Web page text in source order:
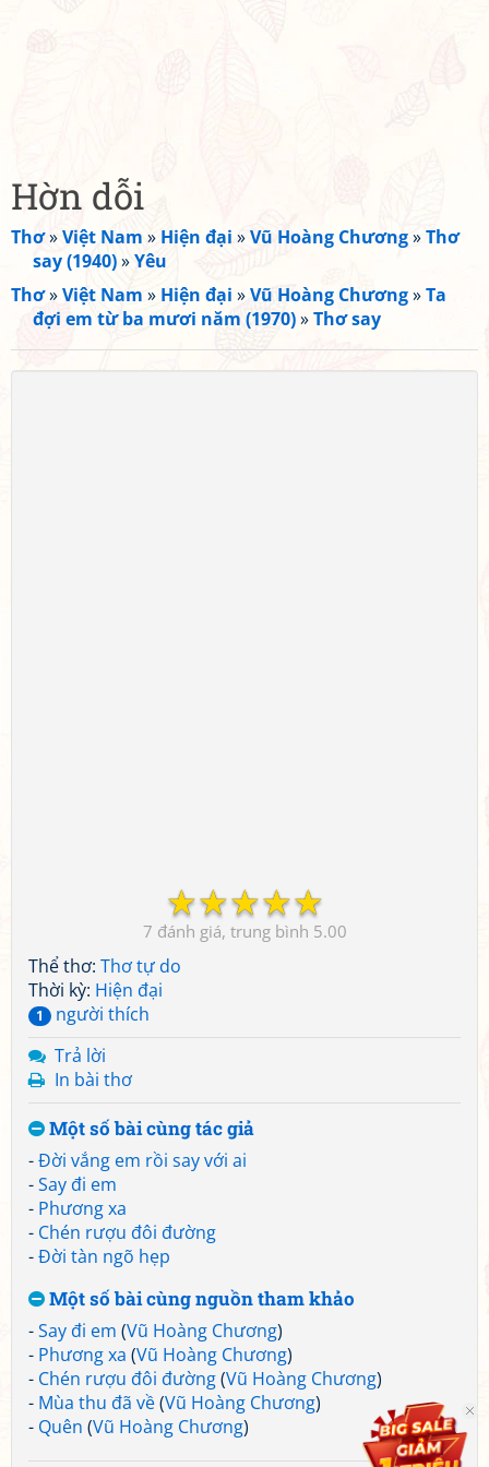
Hờn dỗi
Thơ»Việt Nam » Hiện đại »Vũ Hoàng Chương»Thơ
say (1940)»Yêu
Thơ»Việt Nam » Hiện đại »Vũ Hoàng Chương»Ta
đợi em từ ba mươi năm (1970)»Thơ say
☆
☆
☆
☆
☆
7 5.00
Thể thơ: Thơ tự do
Thời kỳ: Hiện đại
1
người thích
Trả lời
In bài thơ
Một số bài cùng tác giả
-Đời vắng em rồi say với ai
-Say đi em
- Phương xa
- Chén rượu đôi đường
-Đời tàn ngõ hẹp
Một số bài cùng nguồn tham khảo
-Say đi em (Vũ Hoàng Chương)
- Phương xa (Vũ Hoàng Chương)
- Chén rượu đôi đường(Vũ Hoàng Chương)
- Mùa thu đã về(Vũ Hoàng Chương)
- Quên (Vũ Hoàng Chương)